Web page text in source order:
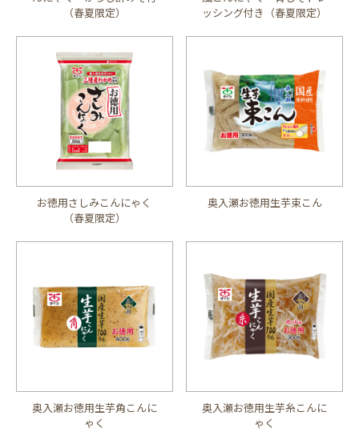
（春夏限定）
ッシング付き（春夏限定）
お徳用さしみこんにゃく
（春夏限定）
奥入瀬お徳用生芋束こん
奥入瀬お徳用生芋角こんに
ゃく
奥入瀬お徳用生芋糸こんに
ゃく